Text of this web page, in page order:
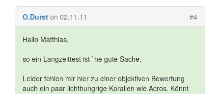
O.Durst on 02.11.11 #4
Hallo Matthias,
so ein Langzeittest ist `ne gute Sache.
Leider fehlen mir hier zu einer objektiven Bewertung
auch ein paar lichthungrige Korallen wie Acros. Könnt